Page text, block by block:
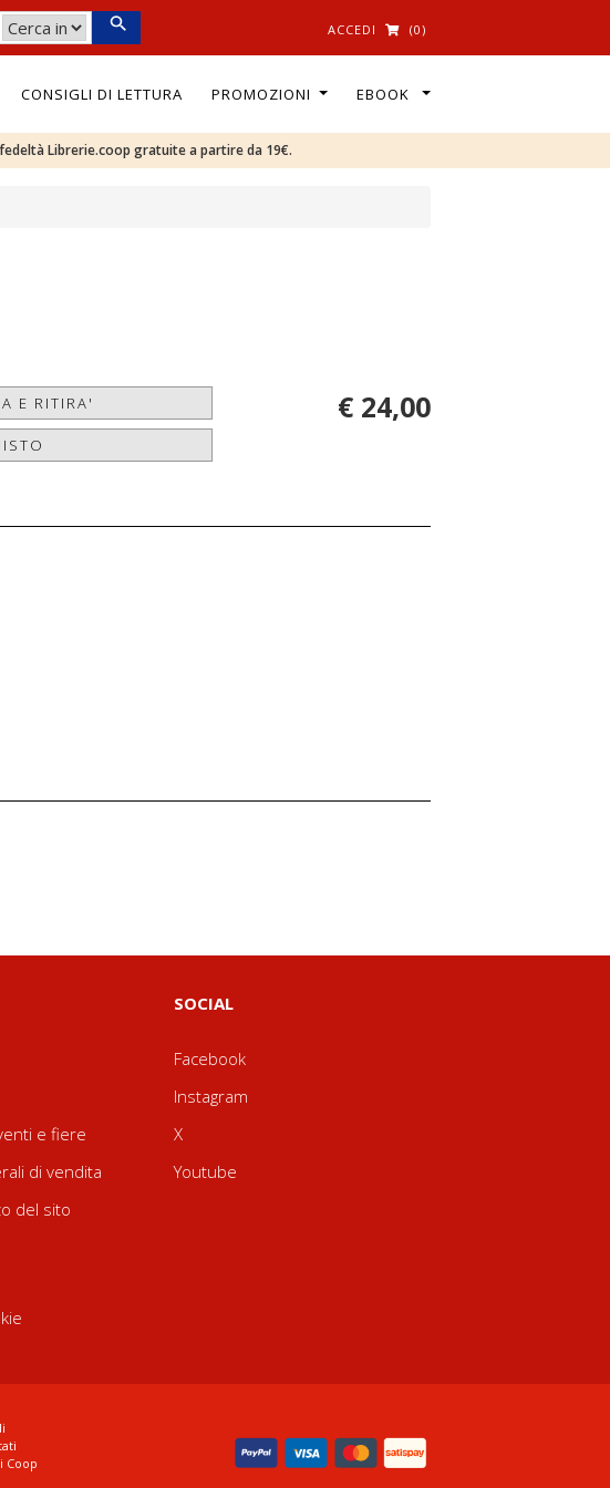
ACCEDI (0)
CONSIGLI DI LETTURA PROMOZIONI EBOOK
Librerie.coop gratuite a partire da 19€.
E RITIRA' € 24,00
e fiere
di vendita
del sito
SOCIAL
Facebook
Instagram
X
Youtube
Coop